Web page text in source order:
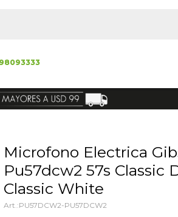
Microfono Electrica Gibson
Pu57dcw2 57s Classic
Classic White
PU57DCW2-PU57DCW2